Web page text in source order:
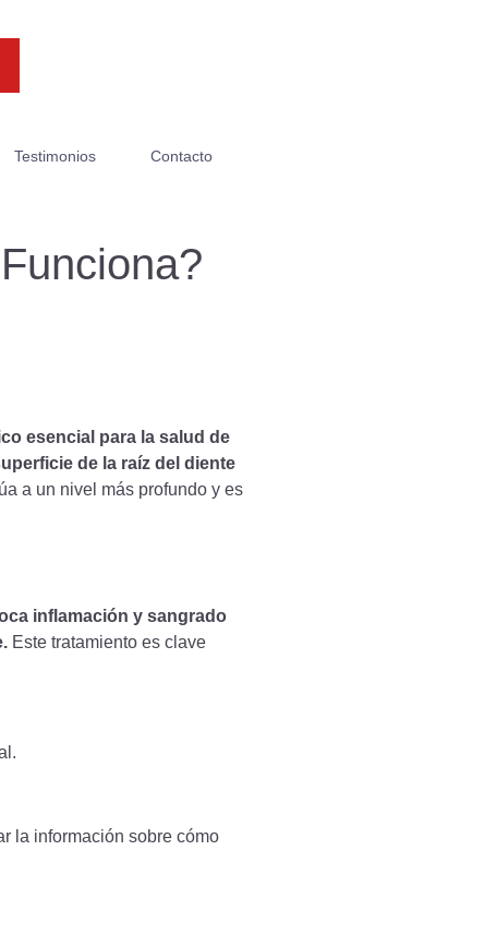
Testimonios Contacto
esencial para la salud de
de la raíz del diente
a un nivel más profundo y es
inflamación y sangrado
Este tratamiento es clave
la información sobre cómo